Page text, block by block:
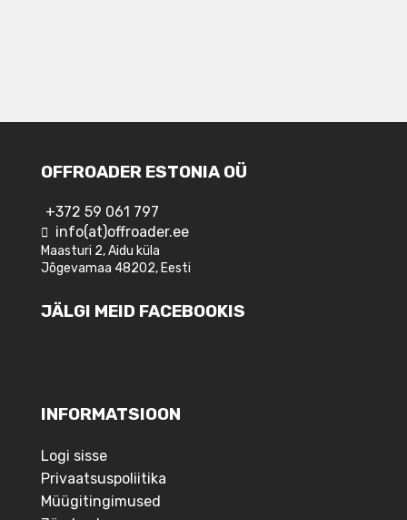
OFFROADER ESTONIA OÜ
+372 59 061 797
info(at)offroader.ee
Maasturi 2, Aidu küla
Jõgevamaa 48202, Eesti
JÄLGI MEID FACEBOOKIS
INFORMATSIOON
Logi sisse
Privaatsuspoliitika
Müügitingimused